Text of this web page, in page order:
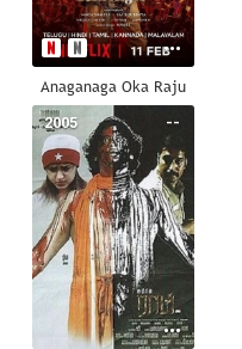
Anaganaga Oka Raju
--
2005